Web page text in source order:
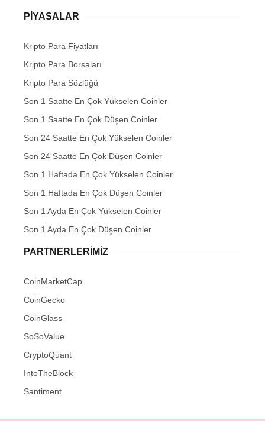
PIYASALAR
Kripto Para Fiyatları
Kripto Para Borsaları
Kripto Para Sözlüğü
Son 1 Saatte En Çok Yükselen Coinler
Son 1 Saatte En Çok Düşen Coinler
Son 24 Saatte En Çok Yükselen Coinler
Son 24 Saatte En Çok Düşen Coinler
Son 1 Haftada En Çok Yükselen Coinler
Son 1 Haftada En Çok Düşen Coinler
Son 1 Ayda En Çok Yükselen Coinler
Son 1 Ayda En Çok Düşen Coinler
PARTNERLERIMIZ
CoinMarketCap
CoinGecko
CoinGlass
SoSoValue
CryptoQuant
IntoTheBlock
Santiment